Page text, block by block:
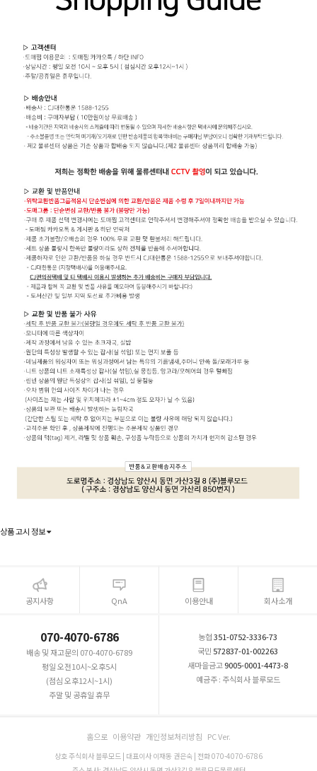
상품 고시 정보
공지사항 QnA 이용안내 회사소개
070-4070-6786
배송 및 재고문의 070-4070-6789
평일 오전10시~오후5시
(점심 오후12시~1시)
주말 및 공휴일 휴무
농협351-0752-3336-73
국민 572837-01-002263
새마을금고9005-0001-4473-8
예금주 : 주식회사 블루모드
홈으로 이용약관 개인정보처리방침 PC Ver.
상호 주식회사 블루모드 | 대표이사 이재동 권은숙 | 전화 070-4070-6786